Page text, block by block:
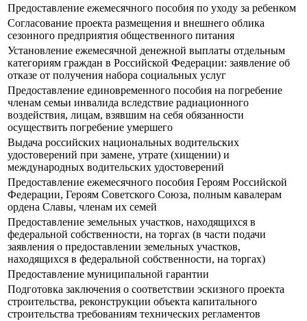
Предоставление ежемесячного пособия по уходу за ребенком
Согласование проекта размещения и внешнего облика
сезонного предприятия общественного питания
Установление ежемесячной денежной выплаты отдельным
категориям граждан в Российской Федерации: заявление об
отказе от получения набора социальных услуг
Предоставление единовременного пособия на погребение
членам семьи инвалида вследствие радиационного
воздействия, лицам, взявшим на себя обязанности
осуществить погребение умершего
Выдача российских национальных водительских
удостоверений при замене, утрате (хищении) и
международных водительских удостоверений
Предоставление ежемесячного пособия Героям Российской
Федерации, Героям Советского Союза, полным кавалерам
ордена Славы, членам их семей
Предоставление земельных участков, находящихся в
федеральной собственности, на торгах (в части подачи
заявления о предоставлении земельных участков,
находящихся в федеральной собственности, на торгах)
Предоставление муниципальной гарантии
Подготовка заключения о соответствии эскизного проекта
строительства, реконструкции объекта капитального
строительства требованиям технических регламентов